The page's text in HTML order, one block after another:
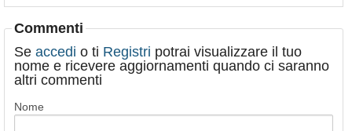
Commenti
Se accedi o ti Registri potrai visualizzare il tuo
nome e ricevere aggiornamenti quando ci saranno
altri commenti
Nome